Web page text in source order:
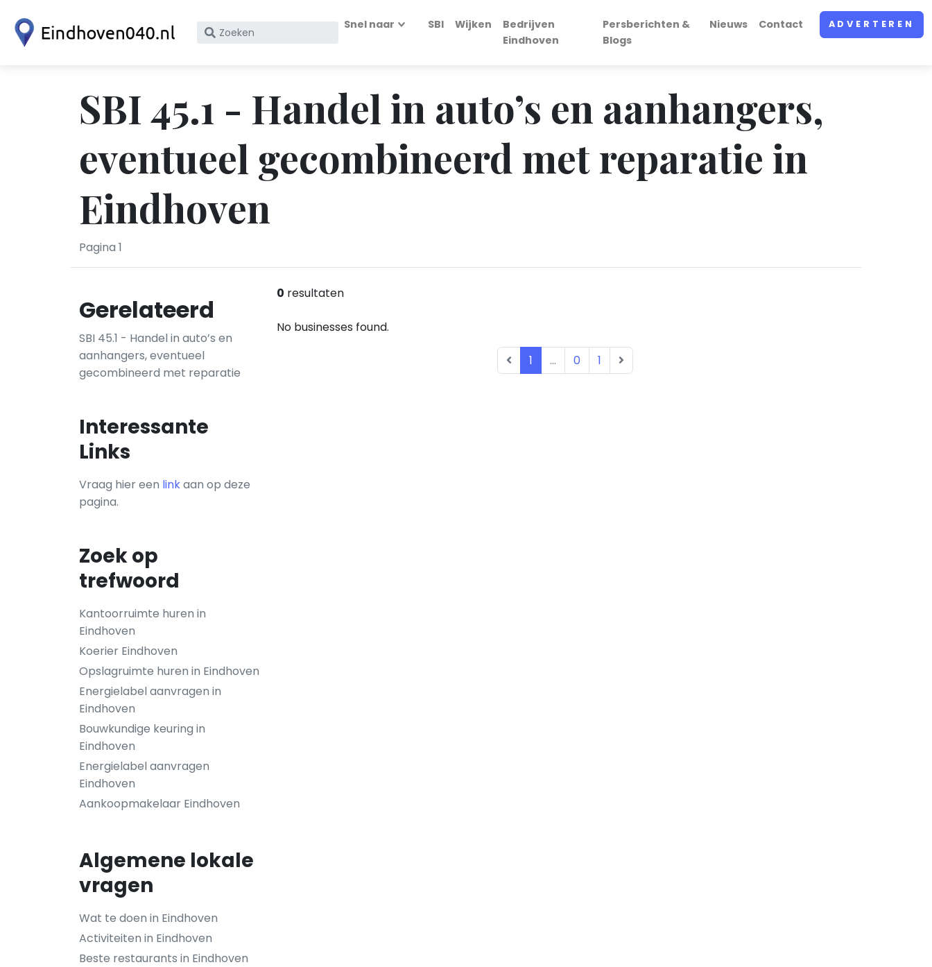
Zoek
nummer
Snel naar SBI Wijken
Bedrijven
Eindhoven
Persberichten &
Blogs
Nieuws Contact ADVERTEREN
SBI 45.1 - Handel in auto’s en aanhangers,
eventueel gecombineerd met reparatie in
Eindhoven
Pagina 1
Gerelateerd
SBI 45.1 - Handel in auto’s en
aanhangers, eventueel
gecombineerd met reparatie
Interessante
Links
Vraag hier een linkaan op deze
pagina.
Zoek op
trefwoord
Kantoorruimte huren in
Eindhoven
Koerier Eindhoven
Opslagruimte huren in Eindhoven
Energielabel aanvragen in
Eindhoven
Bouwkundige keuring in
Eindhoven
Energielabel aanvragen
Eindhoven
Aankoopmakelaar Eindhoven
Algemene lokale
vragen
Wat te doen in Eindhoven
Activiteiten in Eindhoven
Beste restaurants in Eindhoven
0 resultaten
No businesses found.
1 ... 0 1